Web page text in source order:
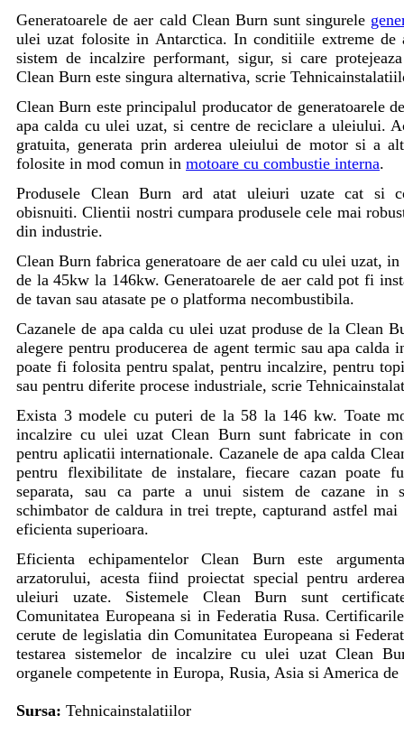
Generatoarele de aer cald Clean Burn sunt singurele
ulei uzat folosite in Antarctica. In conditiile extreme de
sistem de incalzire performant, sigur, si care
Clean Burn este singura alternativa, scrie
Clean Burn este principalul producator de generatoarele
apa calda cu ulei uzat, si centre de reciclare a uleiului.
gratuita, generata prin arderea uleiului de motor si a
folosite in mod comun in motoare cu combustie interna.
Produsele Clean Burn ard atat uleiuri uzate cat si
obisnuiti. Clientii nostri cumpara produsele cele mai
din industrie.
Clean Burn fabrica generatoare de aer cald cu ulei uzat,
de la 45kw la 146kw. Generatoarele de aer cald pot fi
de tavan sau atasate pe o platforma necombustibila.
Cazanele de apa calda cu ulei uzat produse de la Clean
alegere pentru producerea de agent termic sau apa calda
poate fi folosita pentru spalat, pentru incalzire, pentru
sau pentru diferite procese industriale, scrie
Exista 3 modele cu puteri de la 58 la 146 kw. Toate
incalzire cu ulei uzat Clean Burn sunt fabricate in
pentru aplicatii internationale. Cazanele de apa calda
pentru flexibilitate de instalare, fiecare cazan poate
separata, sau ca parte a unui sistem de cazane in
schimbator de caldura in trei trepte, capturand astfel
eficienta superioara.
Eficienta echipamentelor Clean Burn este
arzatorului, acesta fiind proiectat special pentru
uleiuri uzate. Sistemele Clean Burn sunt
Comunitatea Europeana si in Federatia Rusa.
cerute de legislatia din Comunitatea Europeana si
testarea sistemelor de incalzire cu ulei uzat Clean
organele competente in Europa, Rusia, Asia si America de
Sursa: Tehnicainstalatiilor